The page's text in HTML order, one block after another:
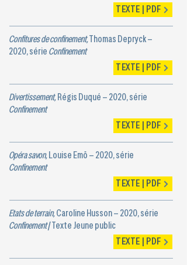
TEXTE | PDF
Confitures de confinement,Thomas Depryck –
2020, série Confinement
TEXTE | PDF
Divertissement,Régis Duqué – 2020, série
Confinement
TEXTE | PDF
Opéra savon,Louise Emö – 2020, série
Confinement
TEXTE | PDF
Etats de terrain,Caroline Husson – 2020, série
Confinement/ Texte Jeune public
TEXTE | PDF